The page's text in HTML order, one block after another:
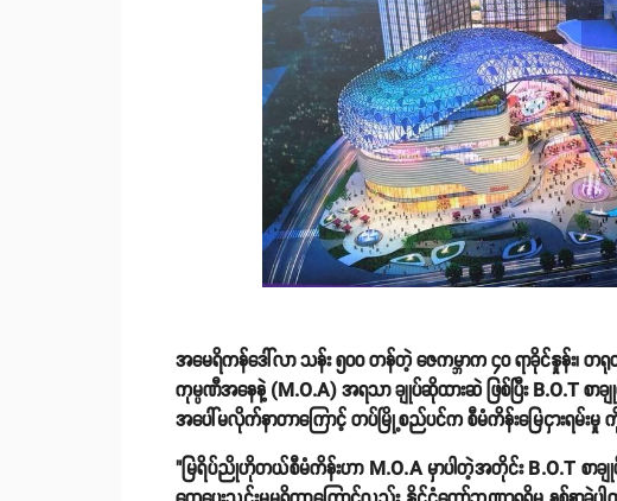
အမေရိကန်ဒေါ်လာ သန်း ၅၀၀ တန်တဲ့ ဇေကမ္ဘာက ၄၀ ရာခိုင်နှုန်း၊ တ
ကုမ္ပဏီအနေနဲ့ (M.O.A) အရသာ ချုပ်ဆိုထားဆဲ ဖြစ်ပြီး B.O.T စာ
အပေါ်မလိုက်နာတာကြောင့် တပ်မြို့စည်ပင်က စီမံကိန်းမြေငှားရမ်း
"မြရိပ်ညိုဟိုတယ်စီမံကိန်းဟာ M.O.A မှာပါတဲ့အတိုင်း B.O.T စာချုပ်